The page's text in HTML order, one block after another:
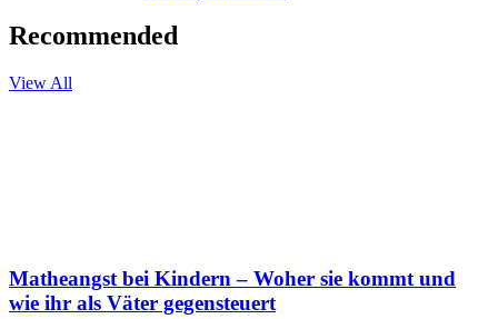
Recommended
View All
Matheangst bei Kindern – Woher sie kommt und
wie ihr als Väter gegensteuert